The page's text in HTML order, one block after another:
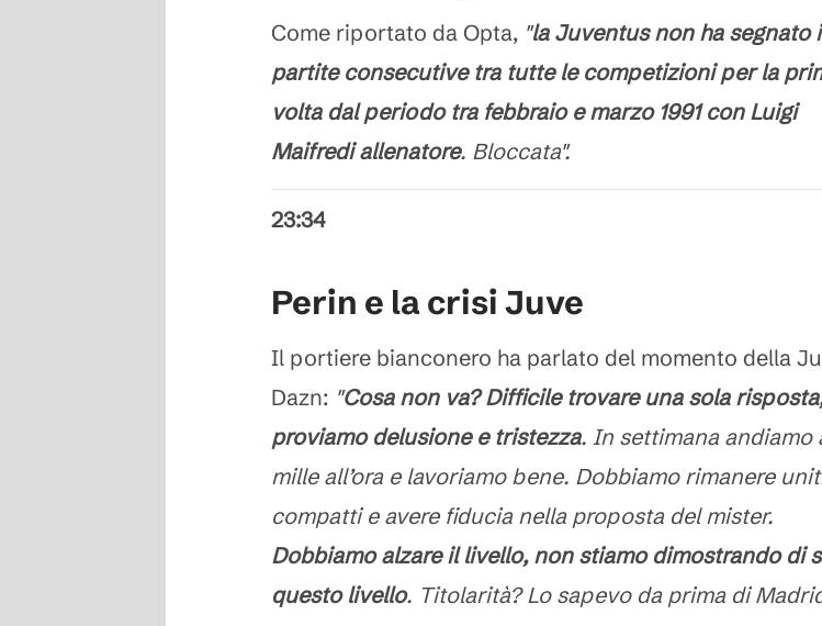
Come riportato da Opta, "la Juventus non ha segnato
partite consecutive tra tutte le competizioni per la
volta dal periodo tra febbraio e marzo 1991 con Luigi
Maifredi allenatore. Bloccata".
23:34
Perin e la crisi Juve
Il portiere bianconero ha parlato del momento della
Dazn: "Cosa non va? Difficile trovare una sola
proviamo delusione e tristezza. In settimana andiamo
mille all’ora e lavoriamo bene. Dobbiamo rimanere
compatti e avere fiducia nella proposta del mister.
Dobbiamo alzare il livello, non stiamo dimostrando di
questo livello. Titolarità? Lo sapevo da prima di